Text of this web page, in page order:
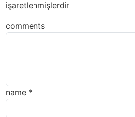
işaretlenmişlerdir
comments
name *